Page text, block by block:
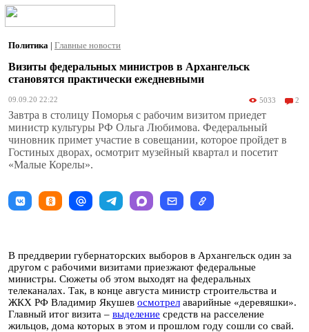
Политика | Главные новости
Визиты федеральных министров в Архангельск
становятся практически ежедневными
09.09.20 22:22 5033 2
Завтра в столицу Поморья с рабочим визитом приедет
министр культуры РФ Ольга Любимова. Федеральный
чиновник примет участие в совещании, которое пройдет в
Гостиных дворах, осмотрит музейный квартал и посетит
«Малые Корелы».
В преддверии губернаторских выборов в Архангельск один за
другом с рабочими визитами приезжают федеральные
министры. Сюжеты об этом выходят на федеральных
телеканалах. Так, в конце августа министр строительства и
ЖКХ РФ Владимир Якушев осмотрел аварийные «деревяшки».
Главный итог визита – выделение средств на расселение
жильцов, дома которых в этом и прошлом году сошли со свай.